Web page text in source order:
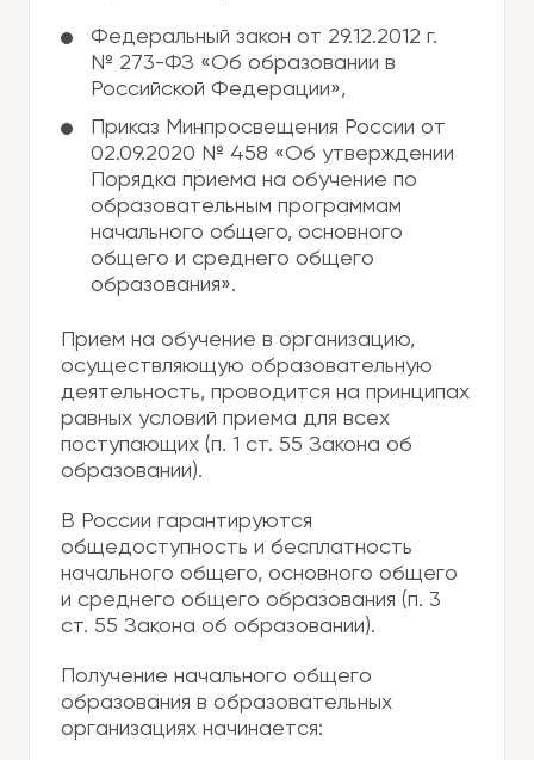
Федеральный закон от 29.12.2012 г.
№ 273-ФЗ «Об образовании в
Российской Федерации»,
Приказ Минпросвещения России от
02.09.2020 № 458 «Об утверждении
Порядка приема на обучение по
образовательным программам
начального общего, основного
общего и среднего общего
образования».
Прием на обучение в организацию,
осуществляющую образовательную
деятельность, проводится на принципах
равных условий приема для всех
поступающих (п. 1 ст. 55 Закона об
образовании).
В России гарантируются
общедоступность и бесплатность
начального общего, основного общего
и среднего общего образования (п. 3
ст. 55 Закона об образовании).
Получение начального общего
образования в образовательных
организациях начинается: